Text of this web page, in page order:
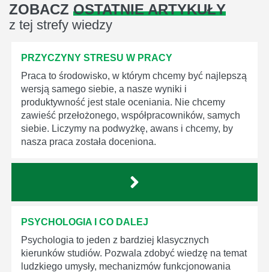
ZOBACZ OSTATNIE ARTYKUŁY
z tej strefy wiedzy
PRZYCZYNY STRESU W PRACY
Praca to środowisko, w którym chcemy być najlepszą
wersją samego siebie, a nasze wyniki i
produktywność jest stale oceniania. Nie chcemy
zawieść przełożonego, współpracowników, samych
siebie. Liczymy na podwyżkę, awans i chcemy, by
nasza praca została doceniona.
PSYCHOLOGIA I CO DALEJ
Psychologia to jeden z bardziej klasycznych
kierunków studiów. Pozwala zdobyć wiedzę na temat
ludzkiego umysły, mechanizmów funkcjonowania